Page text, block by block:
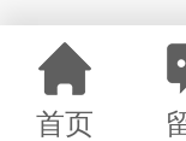
首页